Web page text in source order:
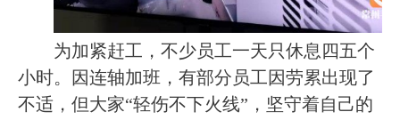
为加紧赶工，不少员工一天只休息四五个
小时。因连轴加班，有部分员工因劳累出现了
不适，但大家“轻伤不下火线” ，坚守着自己的